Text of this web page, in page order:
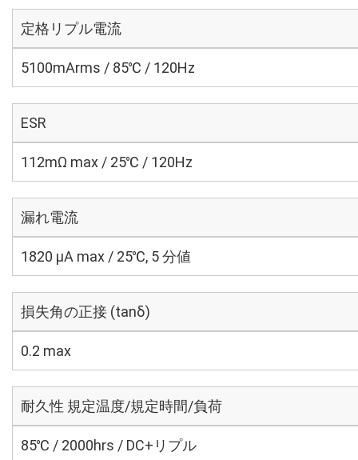
定格リプル電流
5100mArms / 85℃ / 120Hz
ESR
112mΩ max / 25℃ / 120Hz
漏れ電流
1820 μA max / 25℃, 5 分値
損失角の正接 (tanδ)
0.2 max
耐久性 規定温度/規定時間/負荷
85℃ / 2000hrs / DC+リプル